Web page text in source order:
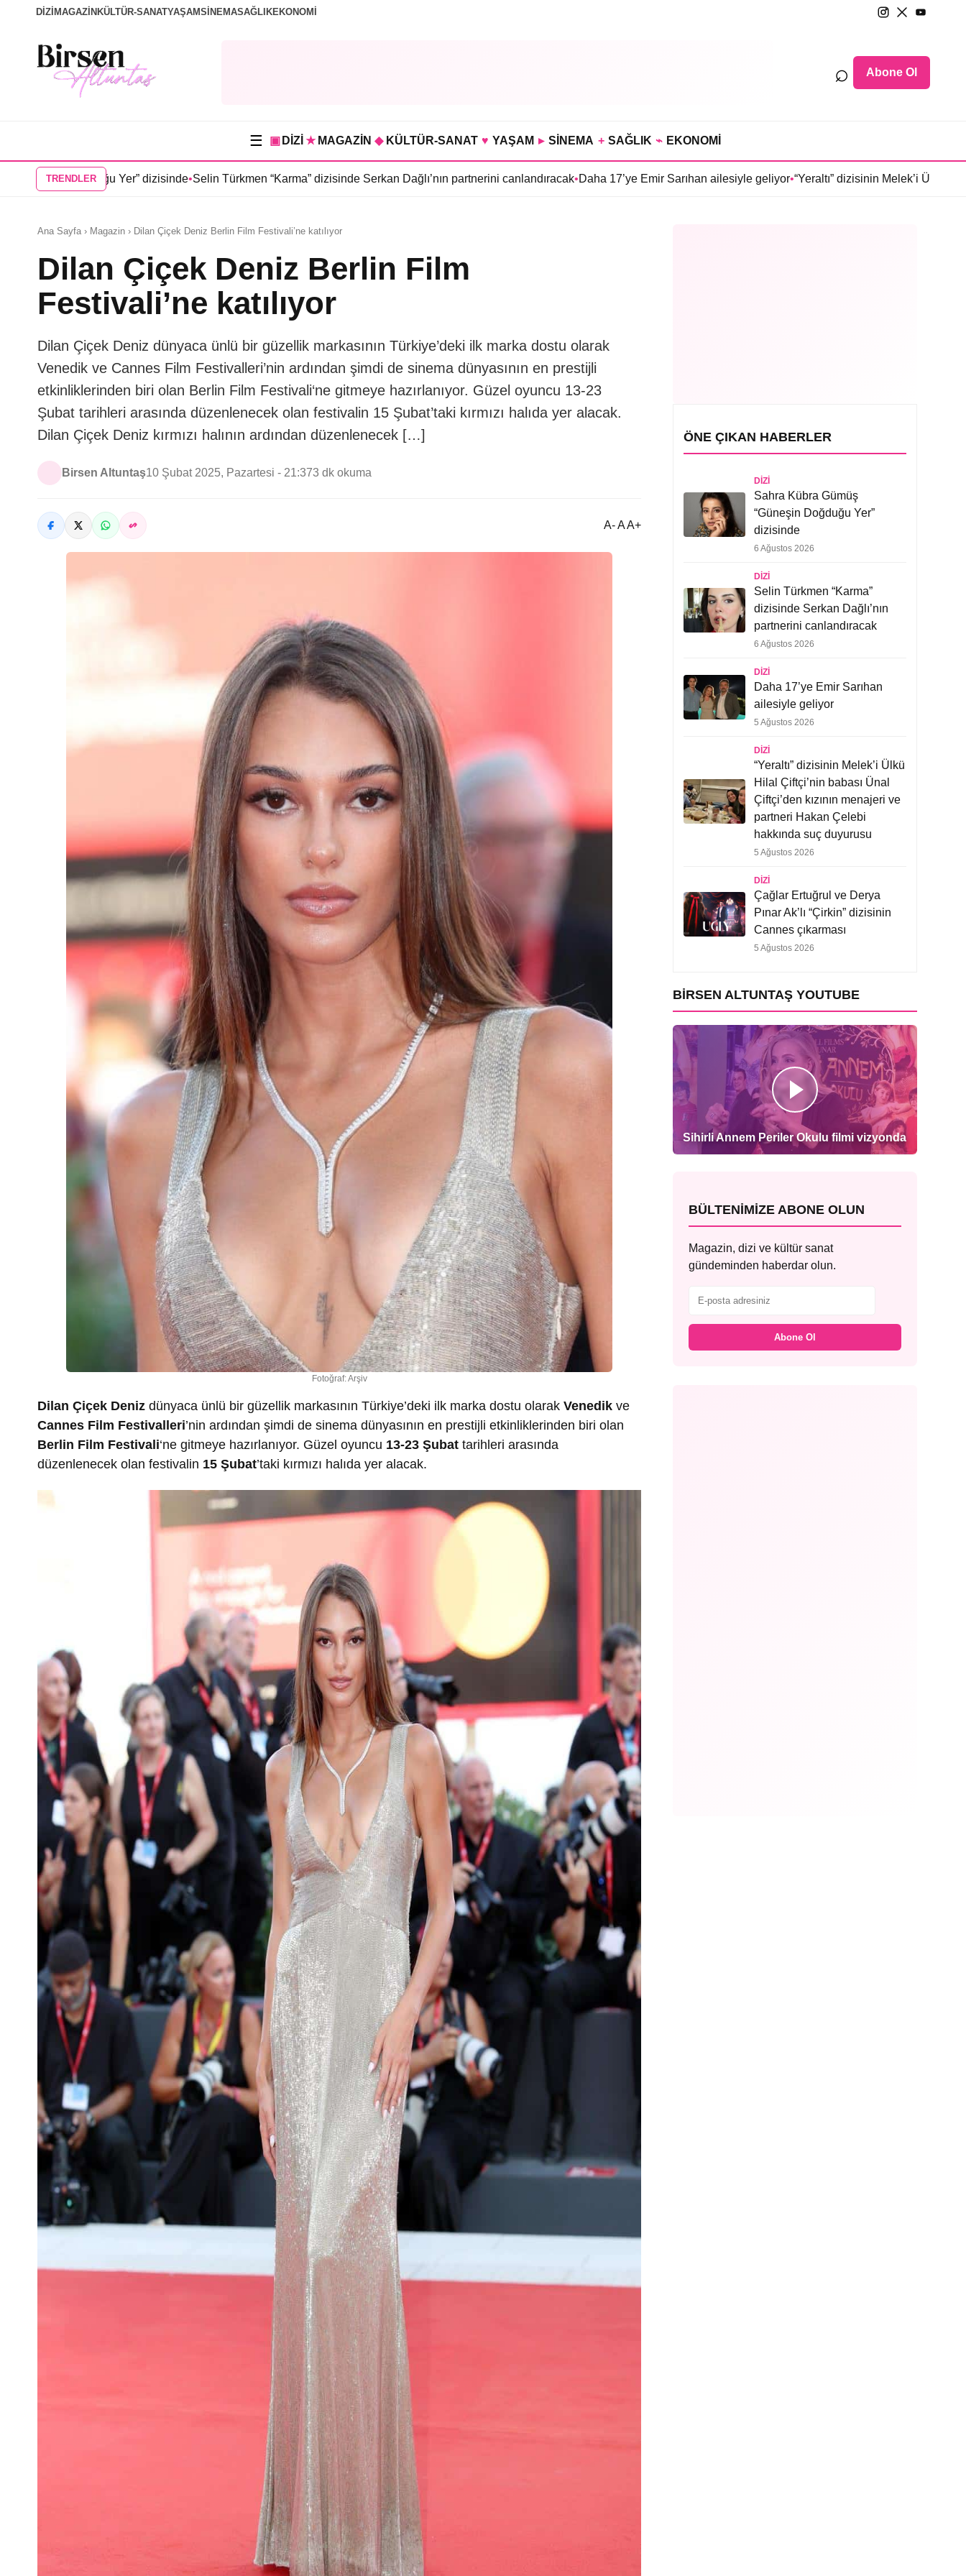
DİZİ MAGAZİN KÜLTÜR-SANATYAŞAMSİNEMASAĞLIKEKONOMİ
⌕ Abone Ol
☰ ▣ DİZİ ★ MAGAZİN ◆ KÜLTÜR-SANAT ♥ YAŞAM ▸ SİNEMA + SAĞLIK ⌁ EKONOMİ
TRENDLER
Yer” dizisinde•Selin Türkmen “Karma” dizisinde Serkan Dağlı’nın partnerini canlandıracak•Daha 17’ye Emir Sarıhan ailesiyle geliyor•“Yeraltı” dizisinin Melek’i Ülkü Hilal Çiftçi’nin
Ana Sayfa › Magazin › Dilan Çiçek Deniz Berlin Film Festivali’ne katılıyor
Dilan Çiçek Deniz Berlin Film
Festivali’ne katılıyor
Dilan Çiçek Deniz dünyaca ünlü bir güzellik markasının Türkiye’deki ilk marka dostu olarak
Venedik ve Cannes Film Festivalleri’nin ardından şimdi de sinema dünyasının en prestijli
etkinliklerinden biri olan Berlin Film Festivali‘ne gitmeye hazırlanıyor. Güzel oyuncu 13-23
Şubat tarihleri arasında düzenlenecek olan festivalin 15 Şubat’taki kırmızı halıda yer alacak.
Dilan Çiçek Deniz kırmızı halının ardından düzenlenecek […]
Birsen Altuntaş10 Şubat 2025, Pazartesi - 21:373 dk okuma
A- A A+
Fotoğraf: Arşiv
Dilan Çiçek Deniz dünyaca ünlü bir güzellik markasının Türkiye’deki ilk marka dostu olarak Venedik ve
Cannes Film Festivalleri’nin ardından şimdi de sinema dünyasının en prestijli etkinliklerinden biri olan
Berlin Film Festivali‘ne gitmeye hazırlanıyor. Güzel oyuncu 13-23 Şubat tarihleri arasında
düzenlenecek olan festivalin 15 Şubat’taki kırmızı halıda yer alacak.
ÖNE ÇIKAN HABERLER
DIZI
Sahra Kübra Gümüş
“Güneşin Doğduğu Yer”
dizisinde
6 Ağustos 2026
DIZI
Selin Türkmen “Karma”
dizisinde Serkan Dağlı’nın
partnerini canlandıracak
6 Ağustos 2026
DIZI
Daha 17’ye Emir Sarıhan
ailesiyle geliyor
5 Ağustos 2026
DIZI
“Yeraltı” dizisinin Melek’i Ülkü
Hilal Çiftçi’nin babası Ünal
Çiftçi’den kızının menajeri ve
partneri Hakan Çelebi
hakkında suç duyurusu
5 Ağustos 2026
DIZI
Çağlar Ertuğrul ve Derya
Pınar Ak’lı “Çirkin” dizisinin
Cannes çıkarması
5 Ağustos 2026
BIRSEN ALTUNTAŞ YOUTUBE
Sihirli Annem Periler Okulu filmi vizyonda
BÜLTENIMIZE ABONE OLUN
Magazin, dizi ve kültür sanat
gündeminden haberdar olun.
Abone Ol